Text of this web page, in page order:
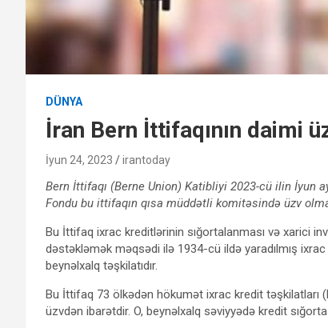
DÜNYA
İran Bern İttifaqının daimi
İyun 24, 2023 irantoday
Bern İttifaqı (Berne Union) Katibliyi 2023-cü ilin İyun
Fondu bu ittifaqın qısa müddətli komitəsində üzv
Bu İttifaq ixrac kreditlərinin sığortalanması və xarici
dəstəkləmək məqsədi ilə 1934-cü ildə yaradılmış
beynəlxalq təşkilatıdır.
Bu İttifaq 73 ölkədən hökumət ixrac kredit təşkilatları
üzvdən ibarətdir. O, beynəlxalq səviyyədə kredit